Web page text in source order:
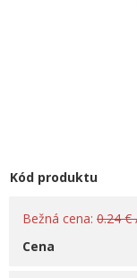
Kód produktu
Bežná cena: 0.24 €
Cena